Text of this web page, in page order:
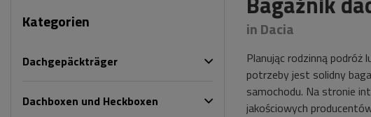
Kategorien
Dachgepäckträger
Dachboxen und Heckboxen
in Dacia
Planując rodzinną
potrzeby jest solidny
samochodu. Na stronie
jakościowych